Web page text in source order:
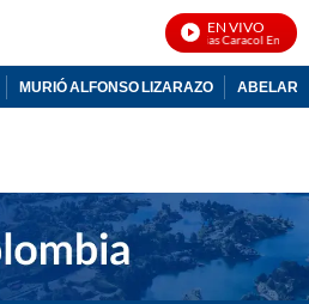
EN VIVO
Noticias Caracol En Vivo
MURIÓ ALFONSO LIZARAZO